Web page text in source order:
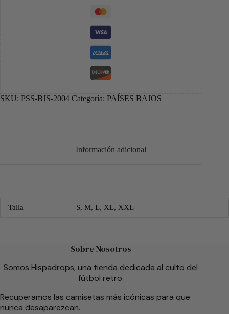
SKU: PSS-BJS-2004 Categoría: PAÍSES BAJOS
Información adicional
Talla S, M, L, XL, XXL
Sobre Nosotros
Somos Hispadrops, una tienda dedicada al culto del
fútbol retro.
Recuperamos las camisetas más icónicas para que
nunca desaparezcan.